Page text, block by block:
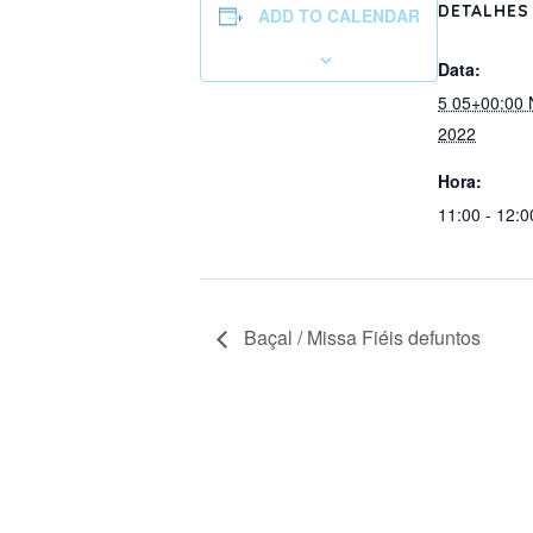
ADD TO CALENDAR DETALHES
Data:
5 05+00:00
2022
Hora:
11:00 -
Baçal / Missa Fiéis defuntos